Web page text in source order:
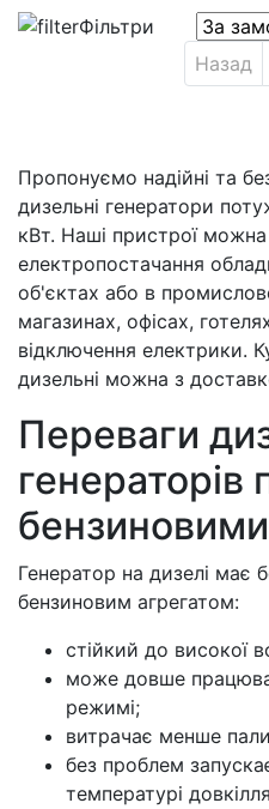
Фільтри
Назад
Пропонуємо надійні та
дизельні генератори
кВт. Наші пристрої
електропостачання
об'єктах або в
магазинах, офісах,
відключення електрики.
дизельні можна з
Переваги
генераторів
бензиновими
Генератор на дизелі має
бензиновим агрегатом:
стійкий до високої
може довше
режимі;
витрачає менше
без проблем
температурі